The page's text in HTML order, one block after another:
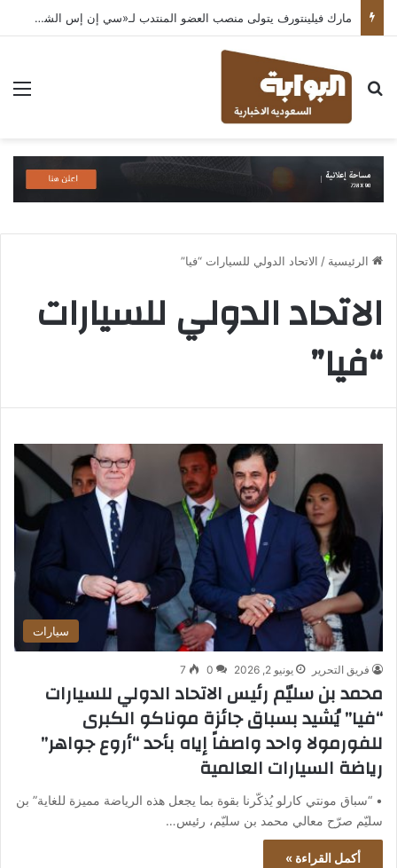
مارك فيلينتورف يتولى منصب العضو المنتدب لـ«سي إن إس الشرق الأوسط» ويشرف على شركات قطاع التكنولوجيا ضمن مجموعة غباش
بحث عن
الرئيسية / الاتحاد الدولي للسيارات “فيا”
الاتحاد الدولي للسيارات
“فيا”
سيارات
فريق التحرير يونيو 2, 2026 0
7
محمد بن سليّم رئيس الاتحاد الدولي للسيارات
“فيا” يُشيد بسباق جائزة موناكو الكبرى
للفورمولا واحد واصفاً إياه بأحد “أروع جواهر”
رياضة السيارات العالمية
• “سباق مونتي كارلو يُذكّرنا بقوة بما يجعل هذه الرياضة مميزة للغاية” بن
سليّم صرّح معالي محمد بن سليّم، رئيس…
أكمل القراءة »